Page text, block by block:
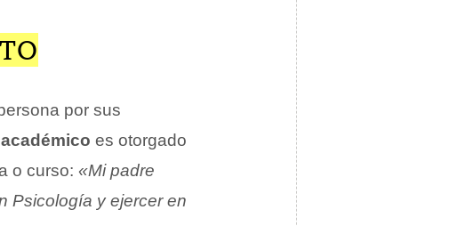
por sus
es otorgado
o curso: «Mi padre
Psicología y ejercer en